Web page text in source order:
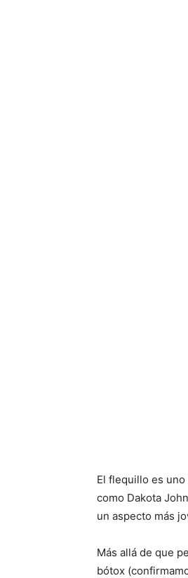
El flequillo es
como Dakota
un aspecto más
Más allá de que
bótox